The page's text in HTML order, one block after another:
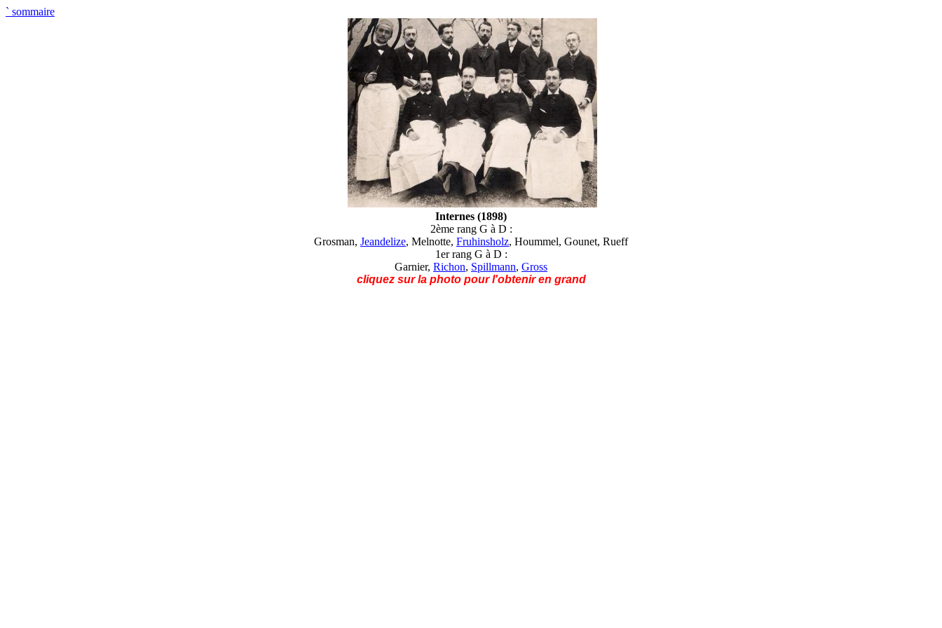
` sommaire
Internes (1898)
2ème rang G à D :
Grosman, Jeandelize, Melnotte, Fruhinsholz, Hoummel, Gounet, Rueff
1er rang G à D :
Garnier, Richon, Spillmann, Gross
cliquez sur la photo pour l'obtenir en grand